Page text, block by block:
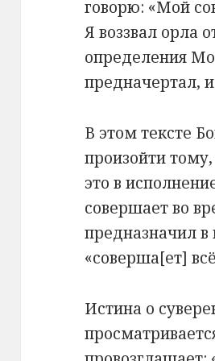
говорю: «Мой
Я воззвал орла
определения
предначертал,
В этом тексте
произойти
это в
совершает во
предназначил
«соверша[ет]
Истина о